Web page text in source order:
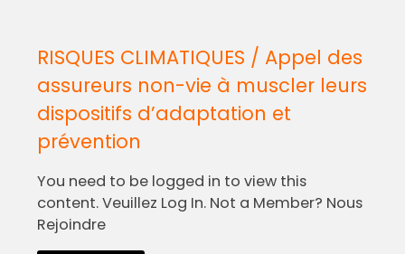
RISQUES CLIMATIQUES / Appel des
assureurs non-vie à muscler leurs
dispositifs d’adaptation et
prévention
You need to be logged in to view this
content. Veuillez Log In. Not a Member? Nous
Rejoindre